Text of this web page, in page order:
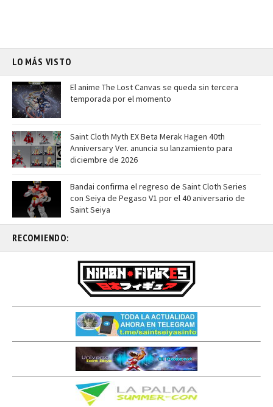
LO MÁS VISTO
El anime The Lost Canvas se queda sin tercera
temporada por el momento
Saint Cloth Myth EX Beta Merak Hagen 40th
Anniversary Ver. anuncia su lanzamiento para
diciembre de 2026
Bandai confirma el regreso de Saint Cloth Series
con Seiya de Pegaso V1 por el 40 aniversario de
Saint Seiya
RECOMIENDO: